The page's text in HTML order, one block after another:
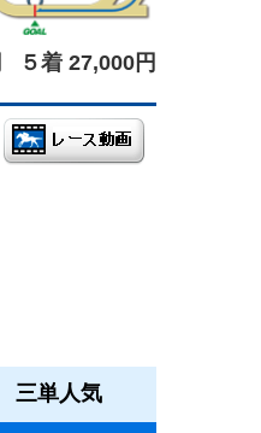
５着 27,000円
三単人気